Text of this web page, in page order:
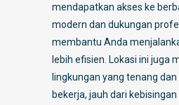
mendapatkan akses ke
modern dan dukungan
membantu Anda
lebih efisien. Lokasi ini juga
lingkungan yang tenang
bekerja, jauh dari kebisingan